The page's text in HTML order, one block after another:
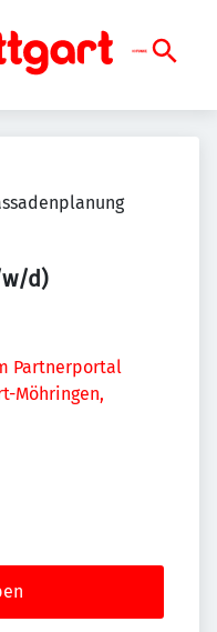
d)
Partnerportal
Möhringen,